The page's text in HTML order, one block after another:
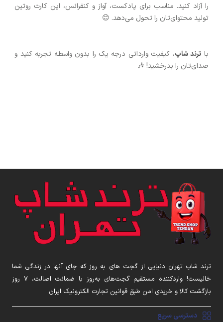
را آزاد کنید. مناسب برای پادکست، آواز و کنفرانس، این کارت روتین
تولید محتوای‌تان را تحول می‌دهد. 😊
با ترند شاپ، کیفیت وارداتی درجه یک را بدون واسطه تجربه کنید و
صدای‌تان را بدرخشید! 🎶
ترند شاپ تهران دنیایی از گجت های به روز که جای آنها در زندگی شما
خالیست! واردکننده مستقیم گجت‌های به‌روز با ضمانت اصالت، ۷ روز
بازگشت کالا و خریدی امن طبق قوانین تجارت الکترونیک ایران.
دسترسی سریع